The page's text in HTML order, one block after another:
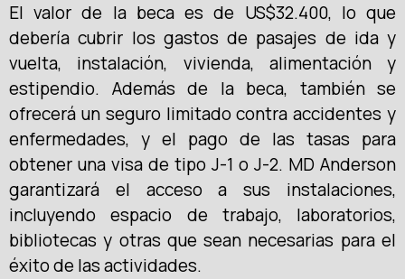
El valor de la beca es de US$32.400, lo que
debería cubrir los gastos de pasajes de ida y
vuelta, instalación, vivienda, alimentación y
estipendio. Además de la beca, también se
ofrecerá un seguro limitado contra accidentes y
enfermedades, y el pago de las tasas para
obtener una visa de tipo J-1 o J-2. MD Anderson
garantizará el acceso a sus instalaciones,
incluyendo espacio de trabajo, laboratorios,
bibliotecas y otras que sean necesarias para el
éxito de las actividades.